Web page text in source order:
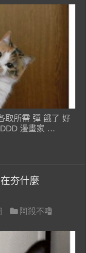
取所需 彈 餓了 好
漫畫家 …
夯什麼
阿殺不嚕